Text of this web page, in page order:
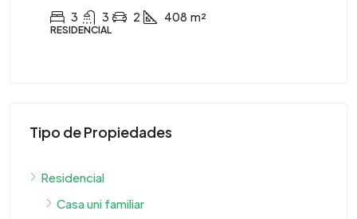
3 3 2 408 m²
RESIDENCIAL
Tipo de Propiedades
Residencial
Casa uni familiar